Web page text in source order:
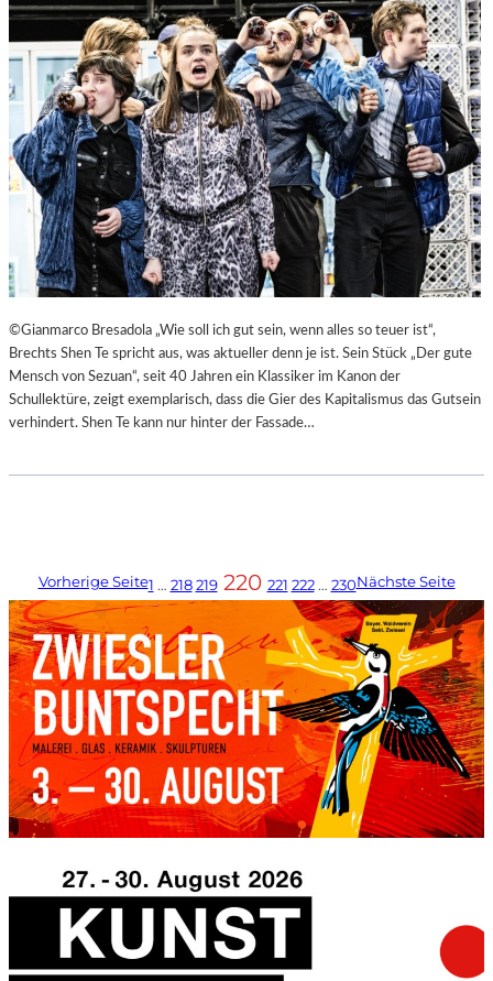
©Gianmarco Bresadola „Wie soll ich gut sein, wenn alles so teuer ist“,
Brechts Shen Te spricht aus, was aktueller denn je ist. Sein Stück „Der gute
Mensch von Sezuan“, seit 40 Jahren ein Klassiker im Kanon der
Schullektüre, zeigt exemplarisch, dass die Gier des Kapitalismus das Gutsein
verhindert. Shen Te kann nur hinter der Fassade…
Vorherige Seite1 … 218 219 220 221 222 … 230Nächste Seite